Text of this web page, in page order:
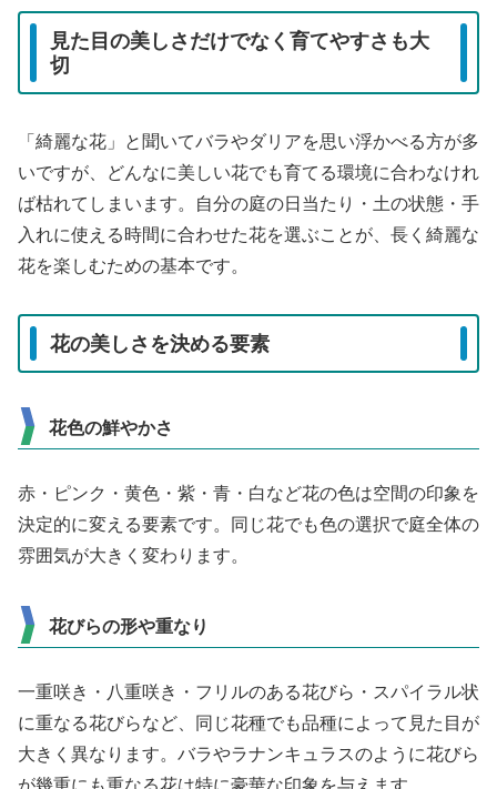
見た目の美しさだけでなく育てやすさも大
切
「綺麗な花」と聞いてバラやダリアを思い浮かべる方が多
いですが、どんなに美しい花でも育てる環境に合わなけれ
ば枯れてしまいます。自分の庭の日当たり・土の状態・手
入れに使える時間に合わせた花を選ぶことが、長く綺麗な
花を楽しむための基本です。
花の美しさを決める要素
花色の鮮やかさ
赤・ピンク・黄色・紫・青・白など花の色は空間の印象を
決定的に変える要素です。同じ花でも色の選択で庭全体の
雰囲気が大きく変わります。
花びらの形や重なり
一重咲き・八重咲き・フリルのある花びら・スパイラル状
に重なる花びらなど、同じ花種でも品種によって見た目が
大きく異なります。バラやラナンキュラスのように花びら
が幾重にも重なる花は特に豪華な印象を与えます。